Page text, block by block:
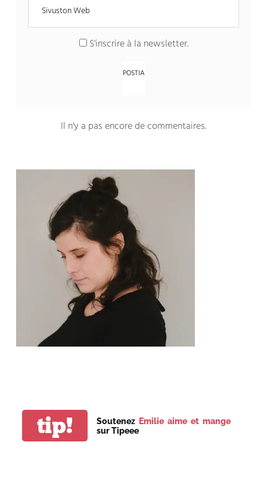
S'inscrire à la newsletter.
Il n'y a pas encore de commentaires.
tip! Soutenez Emilie aime et mange
sur Tipeee